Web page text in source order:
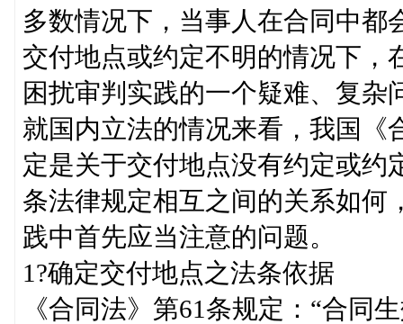
多数情况下，当事人在合同中都
交付地点或约定不明的情况下，
困扰审判实践的一个疑难、复杂
就国内立法的情况来看，我国《
定是关于交付地点没有约定或约
条法律规定相互之间的关系如何
践中首先应当注意的问题。
1?确定交付地点之法条依据
《合同法》第61条规定：“合同